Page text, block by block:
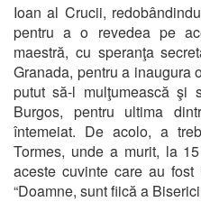
Ioan al Crucii,
pentru a o revedea pe
maestră, cu speranţa
Granada, pentru a inaugura
putut să-l mulţumească şi
Burgos, pentru ultima
întemeiat. De acolo, a
Tormes, unde a murit, la
aceste cuvinte care au
“Doamne, sunt fiică a